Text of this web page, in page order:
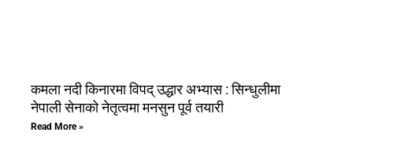
कमला नदी किनारमा विपद् उद्धार अभ्यास : सिन्धुलीमा
नेपाली सेनाको नेतृत्वमा मनसुन पूर्व तयारी
Read More »